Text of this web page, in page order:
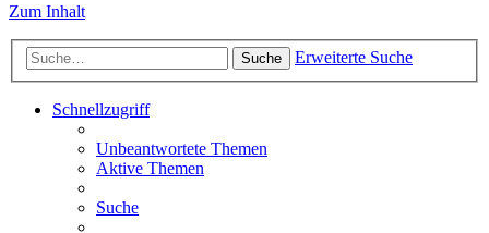
Zum Inhalt
Suche Erweiterte Suche
Schnellzugriff
Unbeantwortete Themen
Aktive Themen
Suche